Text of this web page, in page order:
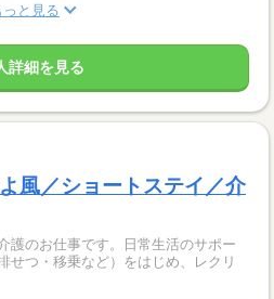
っと見る
詳細を見る
風／ショートステイ／介
護のお仕事です。日常生活のサポー
せつ・移乗など）をはじめ、レクリ